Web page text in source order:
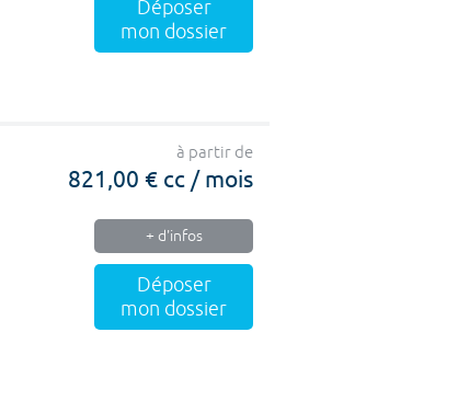
Déposer
mon dossier
à partir de
821,00 € cc / mois
+ d'infos
Déposer
mon dossier